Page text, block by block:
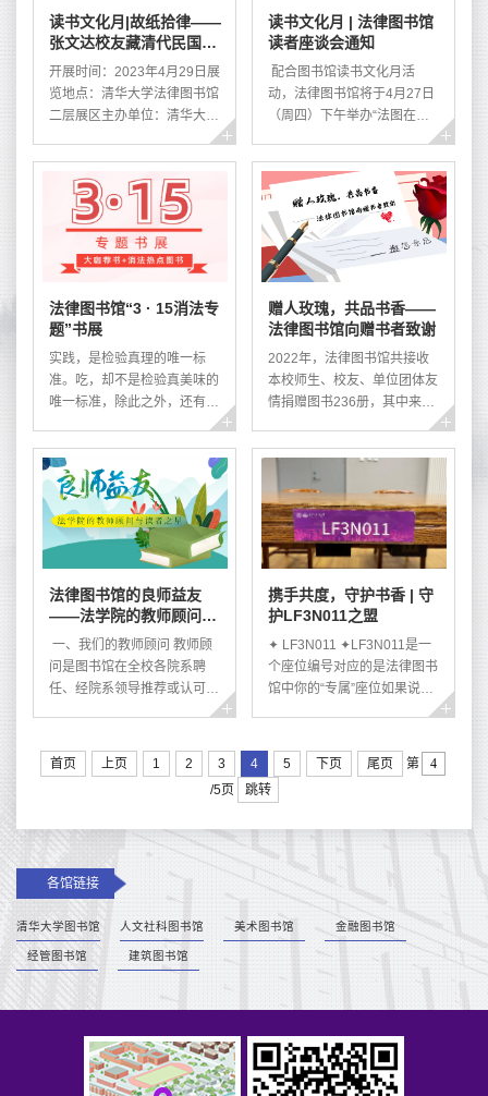
应用
https://ecollection.lib.tsinghua.edu.cn/databasenav/entrance/detail?
m...
找到装有法律图书馆印章和数
字的信封，即可获得惊喜奖
品！参与时间：2023年5月9
日 9:00—16:00领奖地点：二
层服...
读书文化月|故纸拾律——
张文达校友藏清代民国法
律文书展
开展时间：2023年4月29日展
览地点：清华大学法律图书馆
二层展区主办单位：清华大学
法律图书馆清华大学图书馆历
来重视特藏文献建设工作，所
藏契约文书自成一格，为师生
教学科研提供支持。值清华大
学 112 周年校庆之际，法律
图书馆特举办法律文书展，以
飨读者。本次展览展出校友张
律文书典籍百余件，真实、鲜
活地呈现该时期法律实践的历
史风貌。展品类型包括诉状判
决、官府公文、契约文书、票
证单据、...
读书文化月 | 法律图书馆
读者座谈会通知
配合图书馆读书文化月活
动，法律图书馆将于4月27日
（周四）下午举办“法图在身
诚邀您参加座谈会，倾听您的
意见，完善我们的服务，共建
法律图书馆！会议时间：
2023年4月27日（周四）
14:00会议地点：法律图书馆
211会议室参与方式：扫描下
限，先报先得，限校内师生参
加。扫描二维码报名联系我
们：
https://lib.tsinghua.edu.cn/law/
法律图书馆2023年4月24
法律图书馆“3 · 15消法专
题”书展
实践，是检验真理的唯一标
准。吃，却不是检验真美味的
唯一标准，除此之外，还有阅
读。3·15，我们的“消法宝典”
荐读中，有关食品安全的图书
与案例，将成为你阅读的不二
之选……在期待3·15晚会的同
时，请期待法律图书馆举办的
“3·15消法专题”书展。书展时
间：3月15日-4月15日书展地
我们：62772955，
lawlib@tsinghua.edu.cn“大
咖”图书推荐抢先看： 《与未
来握手: 在线纠纷解决机制与
互联网消费者权...
赠人玫瑰，共品书香——
法律图书馆向赠书者致谢
2022年，法律图书馆共接收
本校师生、校友、单位团体友
情捐赠图书236册，其中来自
法学院教师汤欣、程啸、沈朝
晖、王晨光、贾兵兵、梁翠宁
的赠书约占赠书总数的70%。
在此，法律图书馆真诚地感谢
各位捐赠者对本馆资源建设工
作的支持与帮助！这些赠书品
质良好，种类丰富。法律图书
况，及时入藏，为读者提供借
阅服务；对不入藏的赠书在征
询捐赠者意见后，将转赠给师
生读者，使每本图书都得以充
分利用。部...
法律图书馆的良师益友
——法学院的教师顾问与
读者之星
一、我们的教师顾问 教师顾
问是图书馆在全校各院系聘
任、经院系领导推荐或认可的
教师代表，是院系与图书馆联
可以帮助图书馆把握相关学科
的文献资源建设及馆藏调整方
向，为学科馆员进入院系服务
计献策，及时反馈各院系师生
对图书馆的意见与建议，为我
校学科资源建设和图书馆的发
展贡献了智慧。教师顾问两年
举行一次换届。2022年，在
图书馆110周年馆庆暨“服务宣
传月”期间...
携手共度，守护书香 | 守
护LF3N011之盟
✦ LF3N011 ✦LF3N011是一
个座位编号对应的是法律图书
馆中你的“专属”座位如果说图
书馆是灵魂自由的一方天地，
那么，在法律图书馆，
LF3N011就是一个个“专属”座
位的代名词，是一个个自由灵
之间一张张宁静的书桌。✦ 战
✦疫情大背景下为守护每一个
LF3N011，法律图书馆的守卫
之战打响了。它发生在北京抗
击疫情的当下，也发生在同学
们面临各种大考的档口。11月
21日，战鼓...
首页 上页 1 2 3 4 5 下页 尾页
第
/5页
跳转
各馆链接
清华大学图书馆 人文社科图书馆 美术图书馆 金融图书馆
经管图书馆 建筑图书馆